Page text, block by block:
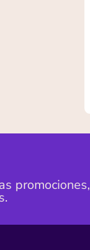
promociones,